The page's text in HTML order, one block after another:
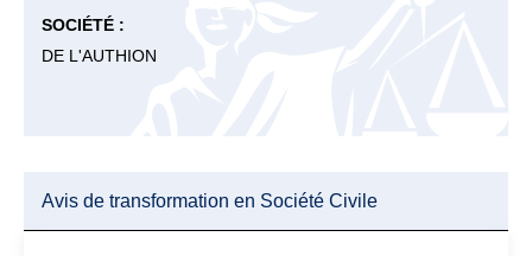
SOCIÉTÉ :
DE L'AUTHION
Avis de transformation en Société Civile